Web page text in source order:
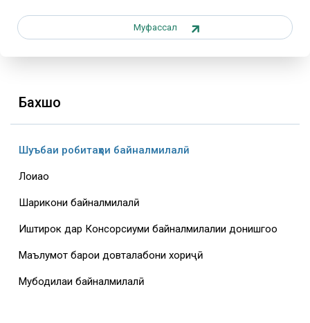
Муфассал
Бахшҳо
Шуъбаи робитаҳои байналмилалӣ
Лоиҳаҳо
Шарикони байналмилалӣ
Иштирок дар Консорсиуми байналмилалии донишгоҳҳо
Маълумот барои довталабони хориҷӣ
Мубодилаи байналмилалӣ